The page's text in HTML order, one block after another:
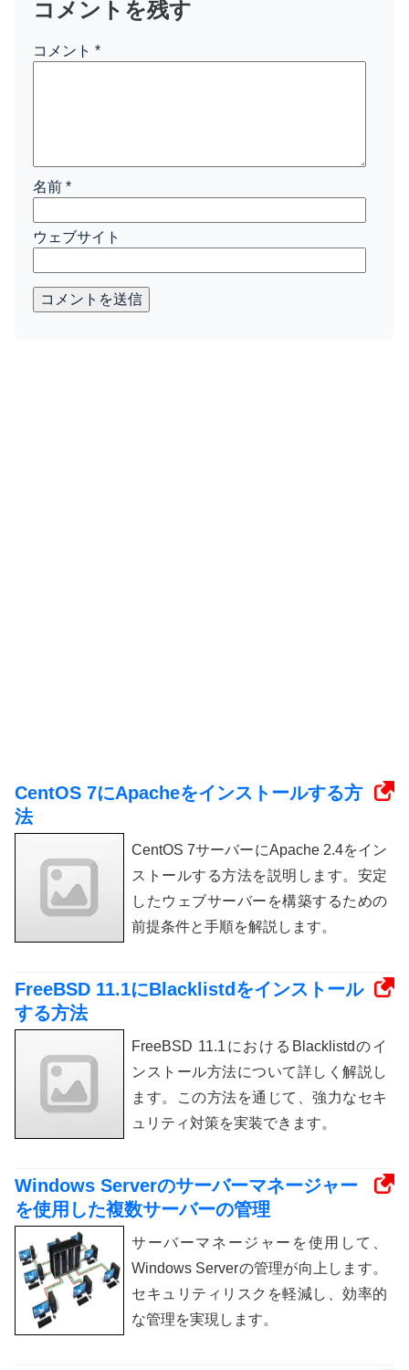
コメントを残す
コメント *
名前 *
ウェブサイト
コメントを送信
CentOS 7にApacheをインストールする方
法
CentOS 7サーバーにApache 2.4をイン
ストールする方法を説明します。安定
したウェブサーバーを構築するための
前提条件と手順を解説します。
FreeBSD 11.1にBlacklistdをインストール
する方法
FreeBSD 11.1におけるBlacklistdのイ
ンストール方法について詳しく解説し
ます。この方法を通じて、強力なセキ
ュリティ対策を実装できます。
Windows Serverのサーバーマネージャー
を使用した複数サーバーの管理
サーバーマネージャーを使用して、
Windows Serverの管理が向上します。
セキュリティリスクを軽減し、効率的
な管理を実現します。